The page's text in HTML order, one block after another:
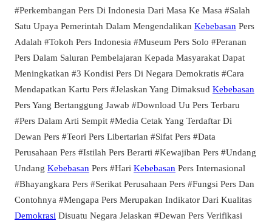
#Perkembangan Pers Di Indonesia Dari Masa Ke Masa #Salah
Satu Upaya Pemerintah Dalam Mengendalikan Kebebasan Pers
Adalah #Tokoh Pers Indonesia #Museum Pers Solo #Peranan
Pers Dalam Saluran Pembelajaran Kepada Masyarakat Dapat
Meningkatkan #3 Kondisi Pers Di Negara Demokratis #Cara
Mendapatkan Kartu Pers #Jelaskan Yang Dimaksud Kebebasan
Pers Yang Bertanggung Jawab #Download Uu Pers Terbaru
#Pers Dalam Arti Sempit #Media Cetak Yang Terdaftar Di
Dewan Pers #Teori Pers Libertarian #Sifat Pers #Data
Perusahaan Pers #Istilah Pers Berarti #Kewajiban Pers #Undang
Undang Kebebasan Pers #Hari Kebebasan Pers Internasional
#Bhayangkara Pers #Serikat Perusahaan Pers #Fungsi Pers Dan
Contohnya #Mengapa Pers Merupakan Indikator Dari Kualitas
Demokrasi Disuatu Negara Jelaskan #Dewan Pers Verifikasi